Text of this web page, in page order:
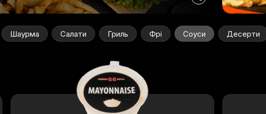
Шаурма Салати Гриль Фрі Соуси Десерти